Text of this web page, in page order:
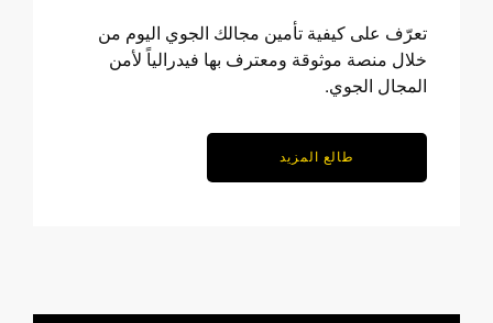
تعرّف على كيفية تأمين مجالك الجوي اليوم من
خلال منصة موثوقة ومعترف بها فيدرالياً لأمن
المجال الجوي.
طالع المزيد